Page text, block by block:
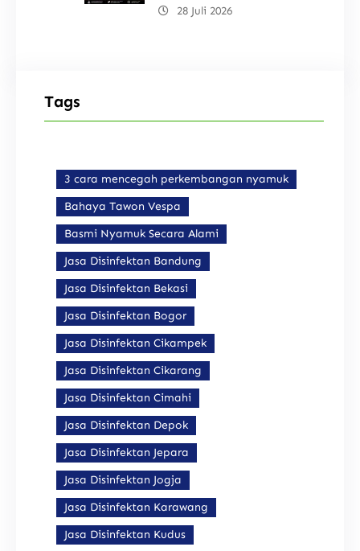
28 Juli 2026
Tags
3 cara mencegah perkembangan nyamuk
Bahaya Tawon Vespa
Basmi Nyamuk Secara Alami
Jasa Disinfektan Bandung
Jasa Disinfektan Bekasi
Jasa Disinfektan Bogor
Jasa Disinfektan Cikampek
Jasa Disinfektan Cikarang
Jasa Disinfektan Cimahi
Jasa Disinfektan Depok
Jasa Disinfektan Jepara
Jasa Disinfektan Jogja
Jasa Disinfektan Karawang
Jasa Disinfektan Kudus